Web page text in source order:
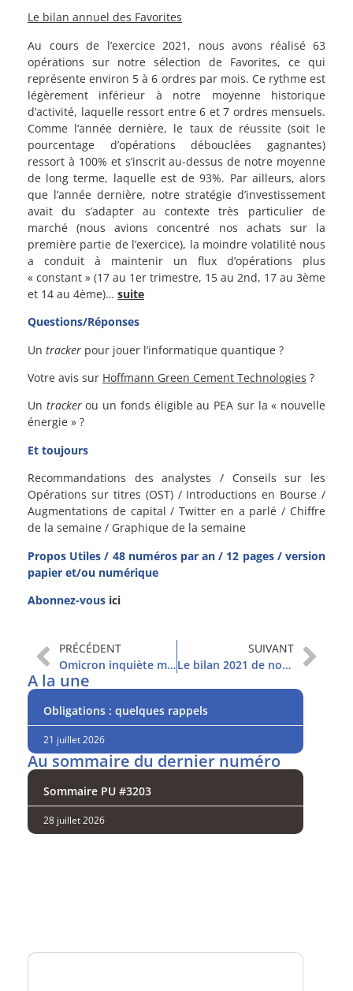
Le bilan annuel des Favorites
Au cours de l’exercice 2021, nous avons réalisé 63
opérations sur notre sélection de Favorites, ce qui
représente environ 5 à 6 ordres par mois. Ce rythme est
légèrement inférieur à notre moyenne historique
d’activité, laquelle ressort entre 6 et 7 ordres mensuels.
Comme l’année dernière, le taux de réussite (soit le
pourcentage d’opérations débouclées gagnantes)
ressort à 100% et s’inscrit au-dessus de notre moyenne
de long terme, laquelle est de 93%. Par ailleurs, alors
que l’année dernière, notre stratégie d’investissement
avait du s’adapter au contexte très particulier de
marché (nous avions concentré nos achats sur la
première partie de l’exercice), la moindre volatilité nous
a conduit à maintenir un flux d’opérations plus
« constant » (17 au 1er trimestre, 15 au 2nd, 17 au 3ème
et 14 au 4ème)… suite
Questions/Réponses
Un tracker pour jouer l’informatique quantique ?
Votre avis sur Hoffmann Green Cement Technologies ?
Un trackerou un fonds éligible au PEA sur la « nouvelle
énergie » ?
Et toujours
Recommandations des analystes / Conseils sur les
Opérations sur titres (OST) / Introductions en Bourse /
Augmentations de capital / Twitter en a parlé / Chiffre
de la semaine / Graphique de la semaine
Propos Utiles / 48 numéros par an / 12 pages / version
papier et/ou numérique
Abonnez-vous ici
PRÉCÉDENT
Omicron inquiète moins
SUIVANT
Le bilan 2021 de nos conseils sur les Favorites
A la une
Obligations : quelques rappels
21 juillet 2026
Au sommaire du dernier numéro
Sommaire PU #3203
28 juillet 2026